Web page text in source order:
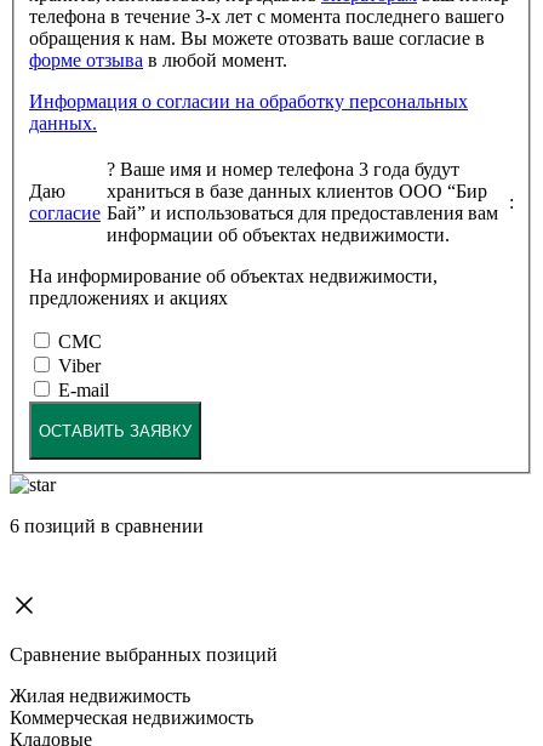
телефона в течение 3-х лет с момента последнего вашего
обращения к нам. Вы можете отозвать ваше согласие в
форме отзыва
в любой момент.
Информация о согласии на обработку персональных
данных.
Даю
согласие
? Ваше имя и номер телефона 3 года будут
храниться в базе данных клиентов ООО “Бир
Бай” и использоваться для предоставления вам
информации об объектах недвижимости.
:
На информирование об объектах недвижимости,
предложениях и акциях
СМС
Viber
E-mail
ОСТАВИТЬ ЗАЯВКУ
6 позиций в сравнении
Сравнение выбранных позиций
Жилая недвижимость
Коммерческая недвижимость
Кладовые